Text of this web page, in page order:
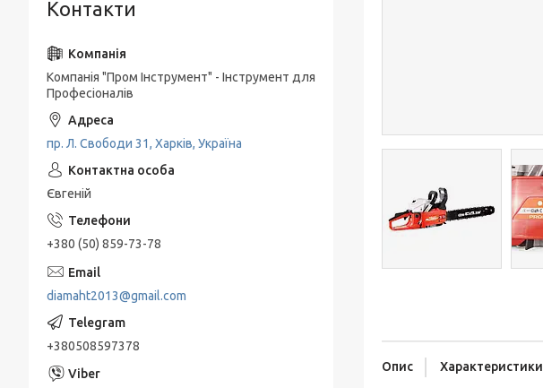
Опис Характеристики
Контакти
Компанія "Пром Інструмент" - Інструмент для
Професіоналів
пр. Л. Свободи 31, Харків, Україна
Євгеній
+380 (50) 859-73-78
diamaht2013@gmail.com
+380508597378